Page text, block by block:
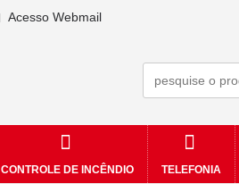
Acesso Webmail
CONTROLE DE INCÊNDIO TELEFONIA